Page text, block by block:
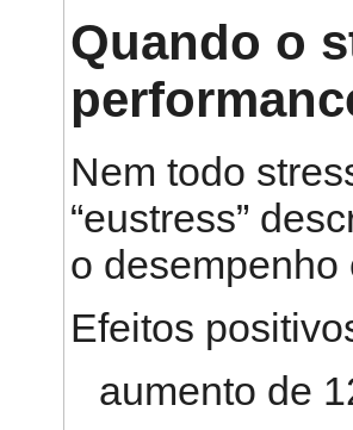
Quando o
Nem todo
“eustress”
o desempenho
Efeitos
aumento de